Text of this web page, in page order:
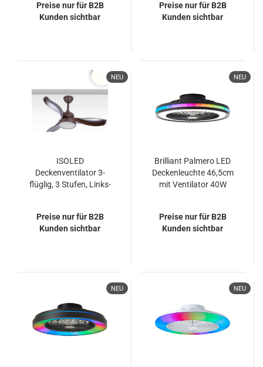
Preise nur für B2B
Kunden sichtbar
Preise nur für B2B
Kunden sichtbar
NEU
ISOLED
Deckenventilator 3-
flüglig, 3 Stufen, Links-
Preise nur für B2B
Kunden sichtbar
NEU
Brilliant Palmero LED
Deckenleuchte 46,5cm
mit Ventilator 40W
G99280/06
Preise nur für B2B
Kunden sichtbar
NEU NEU